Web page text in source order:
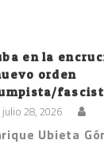
en la
orden
julio 28, 2026
Ubieta